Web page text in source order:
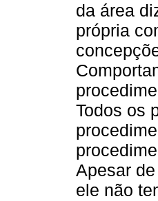
da área
própria
Todos os
Apesar
ele não